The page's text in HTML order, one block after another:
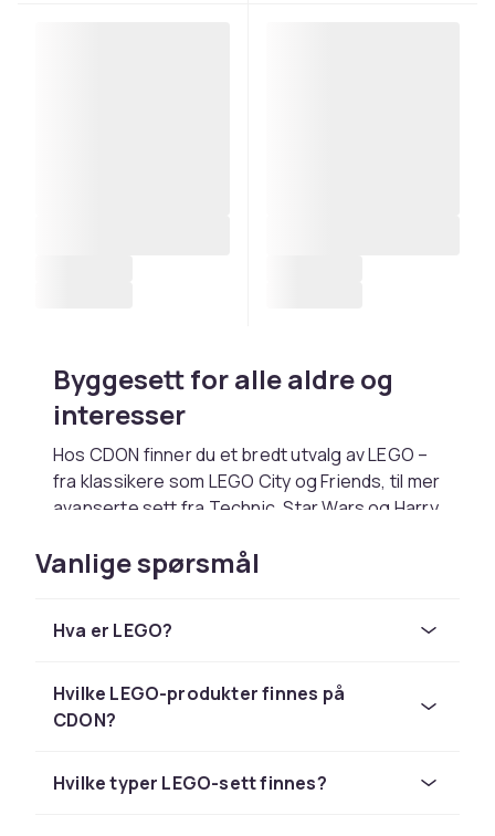
Byggesett for alle aldre og
interesser
Hos CDON finner du et bredt utvalg av LEGO –
fra klassikere som LEGO City og Friends, til mer
avanserte sett fra Technic, Star Wars og Harry
punkt og prikke, eller bygge helt fritt, finnes
det noe for deg. Noen sett er perfekte for lek
alt? Det er alltid mer å oppdage.
For barn, voksne – og
fantasien imellom
som for voksne som liker puslespill, struktur
Vanlige spørsmål
Hva er LEGO?
Hvilke LEGO-produkter finnes på
CDON?
Hvilke typer LEGO-sett finnes?